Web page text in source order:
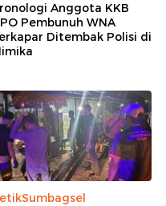
Anggota KKB
Pembunuh WNA
Ditembak Polisi di